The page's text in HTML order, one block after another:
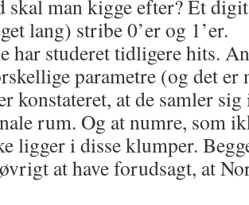
skal man kigge efter? Et
lang) stribe 0’er og 1’er.
har studeret tidligere hits.
parametre (og det
konstateret, at de samler
rum. Og at numre, som
ligger i disse klumper.
at have forudsagt, at